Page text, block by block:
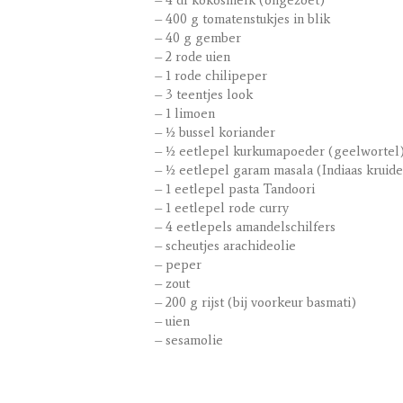
– 400 g tomatenstukjes in blik
– 40 g gember
– 2 rode uien
– 1 rode chilipeper
– 3 teentjes look
– 1 limoen
– ½ bussel koriander
– ½ eetlepel kurkumapoeder (geelwortel)
– ½ eetlepel garam masala (Indiaas
– 1 eetlepel pasta Tandoori
– 1 eetlepel rode curry
– 4 eetlepels amandelschilfers
– scheutjes arachideolie
– peper
– zout
– 200 g rijst (bij voorkeur basmati)
– uien
– sesamolie